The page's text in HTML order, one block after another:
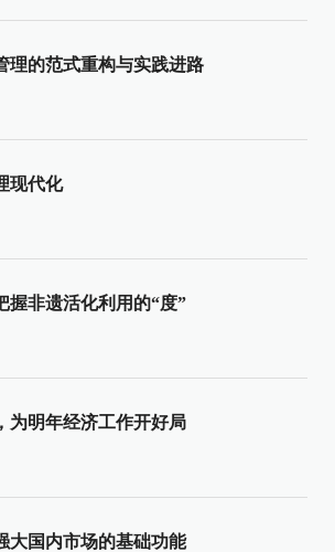
理的范式重构与实践进路
现代化
握非遗活化利用的“度”
为明年经济工作开好局
大国内市场的基础功能